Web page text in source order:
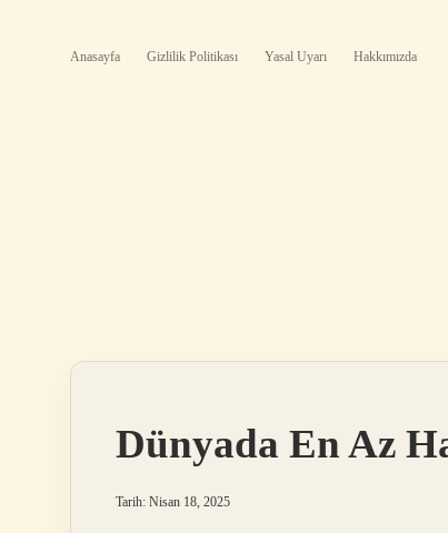
Anasayfa Gizlilik Politikası Yasal Uyarı Hakkımızda
Dünyada En Az
Tarih: Nisan 18, 2025